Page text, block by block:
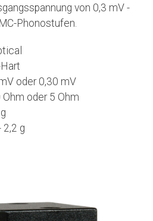
von 0,3 mV -
Phonostufen.
0,30 mV
oder 5 Ohm
g